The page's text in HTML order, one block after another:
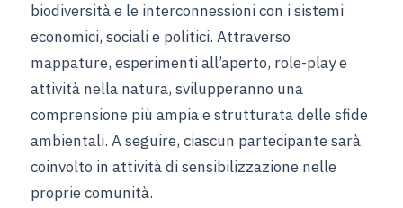
biodiversità e le interconnessioni con i sistemi
economici, sociali e politici. Attraverso
mappature, esperimenti all’aperto, role-play e
attività nella natura, svilupperanno una
comprensione più ampia e strutturata delle sfide
ambientali. A seguire, ciascun partecipante sarà
coinvolto in attività di sensibilizzazione nelle
proprie comunità.